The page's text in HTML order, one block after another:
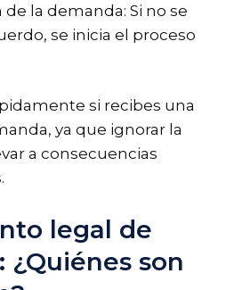
la demanda: Si no se
se inicia el proceso
si recibes una
ya que ignorar la
a consecuencias
legal de
¿Quiénes son